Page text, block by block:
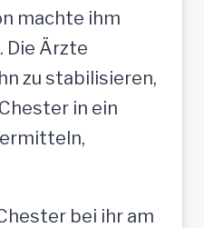
machte ihm
Die Ärzte
zu stabilisieren,
in ein
bei ihr am